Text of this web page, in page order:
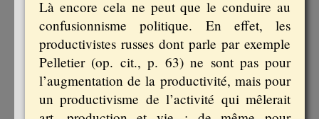
Là encore cela ne peut que le conduire au
confusionnisme politique. En effet, les
productivistes russes dont parle par exemple
Pelletier (op. cit., p. 63) ne sont pas pour
l’augmentation de la productivité, mais pour
un productivisme de l’activité qui mêlerait